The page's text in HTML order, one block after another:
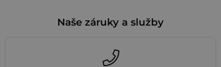
Naše záruky a služby